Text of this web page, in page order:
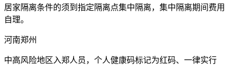
居家隔离条件的须到指定隔离点集中隔离，集中隔离期间费用
自理。
河南郑州
中高风险地区入郑人员，个人健康码标记为红码、一律实行